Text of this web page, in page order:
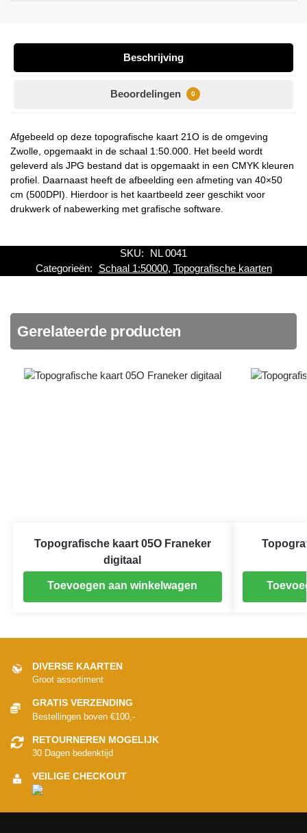
Beschrijving
Beoordelingen 0
Afgebeeld op deze topografische kaart 21O is de omgeving
Zwolle, opgemaakt in de schaal 1:50.000. Het beeld wordt
geleverd als JPG bestand dat is opgemaakt in een CMYK kleuren
profiel. Daarnaast heeft de afbeelding een afmeting van 40×50
cm (500DPI). Hierdoor is het kaartbeeld zeer geschikt voor
drukwerk of nabewerking met grafische software.
SKU:
NL 0041
Categorieën:
Schaal 1:50000, Topografische kaarten
Gerelateerde producten
Topografische kaart 05O Franeker
digitaal
Toevoegen aan winkelwagen
DIVERSE KAARTEN
Groot assortiment
GRATIS VERZENDING
Bestellingen boven €100,-
RETOURNEREN MOGELIJK
30 Dagen bedenktijd
VEILIGE CHECKOUT